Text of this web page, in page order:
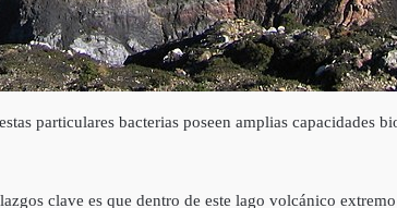
particulares bacterias poseen amplias capacidades
clave es que dentro de este lago volcánico